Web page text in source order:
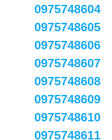
0975748604
0975748605
0975748606
0975748607
0975748608
0975748609
0975748610
0975748611